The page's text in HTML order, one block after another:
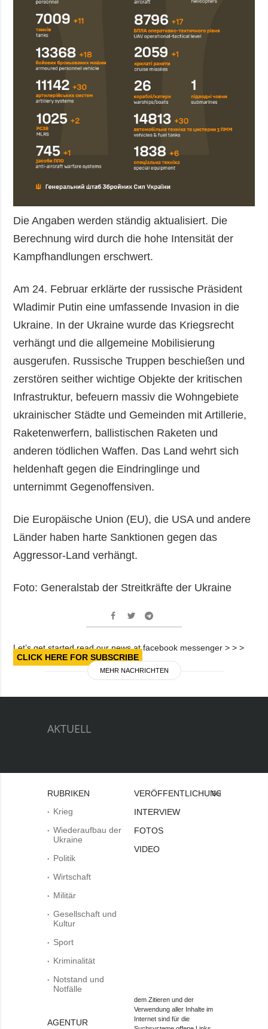
Die Angaben werden ständig aktualisiert. Die
Berechnung wird durch die hohe Intensität der
Kampfhandlungen erschwert.
Am 24. Februar erklärte der russische Präsident
Wladimir Putin eine umfassende Invasion in die
Ukraine. In der Ukraine wurde das Kriegsrecht
verhängt und die allgemeine Mobilisierung
ausgerufen. Russische Truppen beschießen und
zerstören seither wichtige Objekte der kritischen
Infrastruktur, befeuern massiv die Wohngebiete
ukrainischer Städte und Gemeinden mit Artillerie,
Raketenwerfern, ballistischen Raketen und
anderen tödlichen Waffen. Das Land wehrt sich
heldenhaft gegen die Eindringlinge und
unternimmt Gegenoffensiven.
Die Europäische Union (EU), die USA und andere
Länder haben harte Sanktionen gegen das
Aggressor-Land verhängt.
Foto: Generalstab der Streitkräfte der Ukraine
Let’s get started read our news at facebook messenger > > >
CLICK HERE FOR SUBSCRIBE
MEHR NACHRICHTEN
AKTUELL
RUBRIKEN
Krieg
Wiederaufbau der
Ukraine
Politik
Wirtschaft
Militär
Gesellschaft und
Kultur
Sport
Kriminalität
Notstand und
Notfälle
AGENTUR
VERÖFFENTLICHUNGEN
INTERVIEW
FOTOS
VIDEO
Bei
dem Zitieren und der
Verwendung aller Inhalte im
Internet sind für die